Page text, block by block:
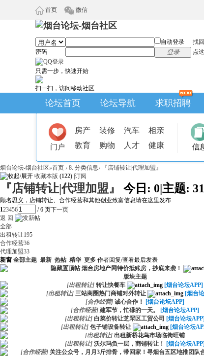
首页 微信
自动登录
找
密码
登录 点
只需一步，快速开始
扫一扫，访问移动社区
论坛首页 论坛导航 求职招聘
门户
房产 装修 汽车
相亲
教育
购物 人才 健康 信
烟台论坛-烟台社区»首页 › 8. 分类信息›
『店铺转让|代理加盟』
收藏本版 (122) 订阅
『店铺转让|代理加盟』 今日: 0|主题:
顾名思义，店铺转让、合作经营和其他创业致富信息请在这里发布
123456 / 6 页下一页
返 回
全部
出租转让195
合作经营36
代理加盟33
新窗 全部主题 最新 热帖 精华 更多 作者回复/查看最后发表
隐藏置顶帖 烟台房地产网特价抵账房，抄底来袭！
版块主题
[出租转让] 转让快餐车 [烟台论坛APP]
[出租转让] 三站商圈热门商铺对外转让 [烟台
[合作经营] 诚心合作！ [烟台论坛APP]
[合作经营] 建军节，忙碌的一天。 [烟台论坛APP]
[出租转让] 白菜价转让芝罘区工贸公司 [烟台论坛APP]
[出租转让] 包子铺设备转让 [烟台论坛
[出租转让] 出租新桥花鸟市场临街旺铺
[出租转让] 沃尔玛负一层，商铺转让！ [烟台论坛APP]
[合作经营] 关注公众号，月月3斤排骨，带回家！寻烟台五区地推团队